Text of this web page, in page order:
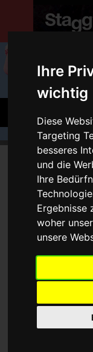
Ihre
wichtig
Diese
Targeting
besseres
und die
Ihre
Ergebnisse
woher
unsere
Produkte
E-Gitarren
Akustikgitarren
Folk-
Zubehör
Kein Produkt